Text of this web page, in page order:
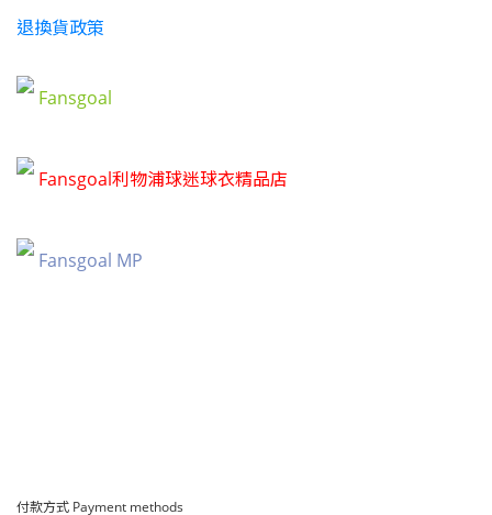
退換貨政策
Fansgoal
Fansgoal利物浦球迷球衣精品店
Fansgoal MP
付款方式 Payment methods